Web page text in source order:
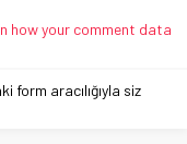
how your comment data
form aracılığıyla siz